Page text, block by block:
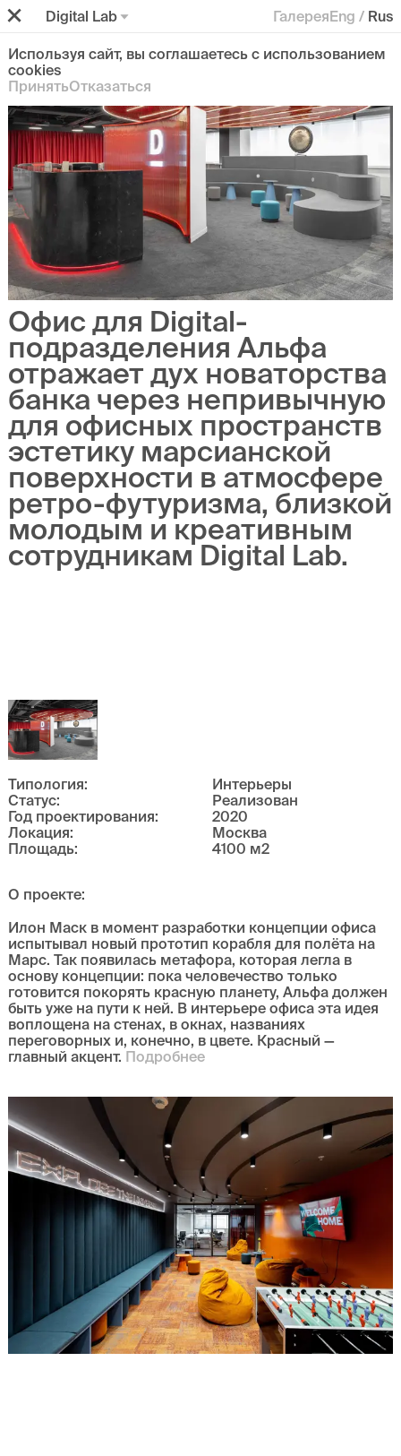
Digital Lab Галерея Eng / Rus
Используя сайт, вы соглашаетесь с использованием
cookies
ПринятьОтказаться
Офис для Digital-
подразделения Альфа
отражает дух новаторства
банка через непривычную
для офисных пространств
эстетику марсианской
поверхности в атмосфере
ретро-футуризма, близкой
молодым и креативным
сотрудникам Digital Lab.
Типология:
Интерьеры
Статус:
Реализован
Год проектирования:
2020
Локация:
Москва
Площадь: 4100 м2
О проекте:
Илон Маск в момент разработки концепции офиса
испытывал новый прототип корабля для полёта на
Марс. Так появилась метафора, которая легла в
основу концепции: пока человечество только
готовится покорять красную планету, Альфа должен
быть уже на пути к ней. В интерьере офиса эта идея
воплощена на стенах, в окнах, названиях
переговорных и, конечно, в цвете. Красный —
главный акцент. Подробнее